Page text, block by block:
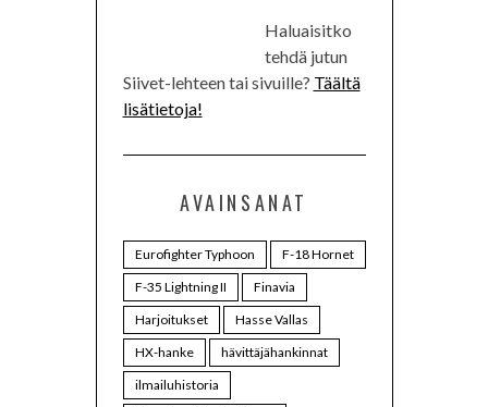
Haluaisitko
tehdä jutun
Siivet-lehteen tai sivuille? Täältä
lisätietoja!
AVAINSANAT
Eurofighter Typhoon
F-18 Hornet
F-35 Lightning II
Finavia
Harjoitukset
Hasse Vallas
HX-hanke
hävittäjähankinnat
ilmailuhistoria